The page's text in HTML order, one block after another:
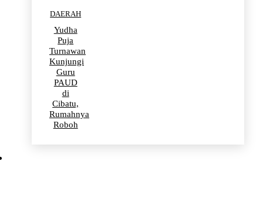
DAERAH
Yudha
Puja
Turnawan
Kunjungi
Guru
PAUD
di
Cibatu,
Rumahnya
Roboh